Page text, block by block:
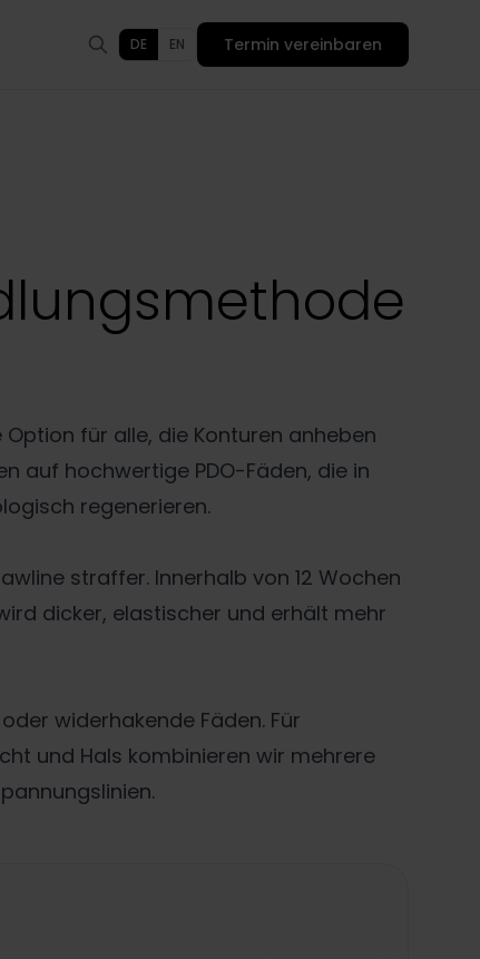
DE EN Termin vereinbaren
für alle, die Konturen anheben
auf hochwertige PDO-Fäden, die in
regenerieren.
straffer. Innerhalb von 12 Wochen
dicker, elastischer und erhält mehr
widerhakende Fäden. Für
und Hals kombinieren wir mehrere